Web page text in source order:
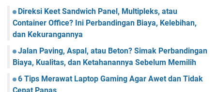
Direksi Keet Sandwich Panel, Multipleks, atau
Container Office? Ini Perbandingan Biaya, Kelebihan,
dan Kekurangannya
Jalan Paving, Aspal, atau Beton? Simak Perbandingan
Biaya, Kualitas, dan Ketahanannya Sebelum Memilih
6 Tips Merawat Laptop Gaming Agar Awet dan Tidak